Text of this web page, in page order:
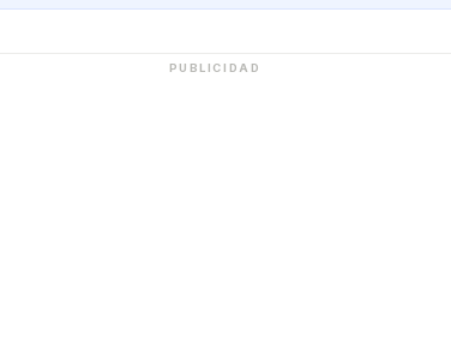
PUBLICIDAD